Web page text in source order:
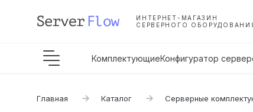
ИНТЕРНЕТ-МАГАЗИН
СЕРВЕРНОГО
КомплектующиеКонфигуратор
Главная Каталог Серверные